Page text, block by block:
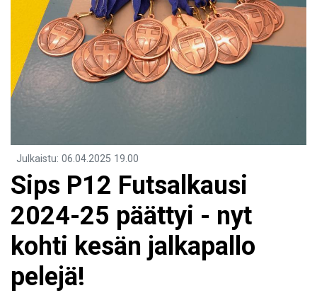
Julkaistu: 06.04.2025 19.00
Sips P12 Futsalkausi
2024-25 päättyi - nyt
kohti kesän jalkapallo
pelejä!